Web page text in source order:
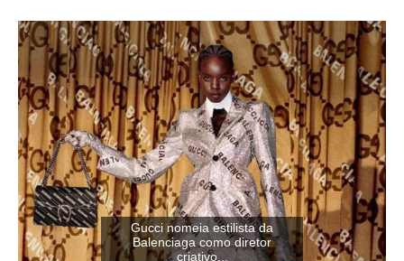
Gucci nomeia estilista da
Balenciaga como diretor
criativo...